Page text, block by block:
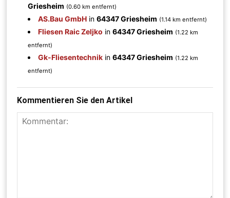
Griesheim (0.60 km entfernt)
AS.Bau GmbH in64347 Griesheim (1.14 km entfernt)
Fliesen Raic Zeljko in64347 Griesheim (1.22 km
entfernt)
Gk-Fliesentechnik in64347 Griesheim (1.22 km
entfernt)
Kommentieren Sie den Artikel